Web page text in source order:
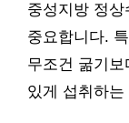
중성지방 정
중요합니다.
무조건 굶기
있게 섭취하